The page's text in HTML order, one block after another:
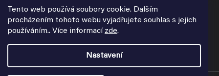
Tento web používá soubory cookie. Dalším
procházením tohoto webu vyjadřujete souhlas s jejich
používáním.. Více informací zde.
Nastavení
17000 Praha - Holešovice
Zobrazit na mapě